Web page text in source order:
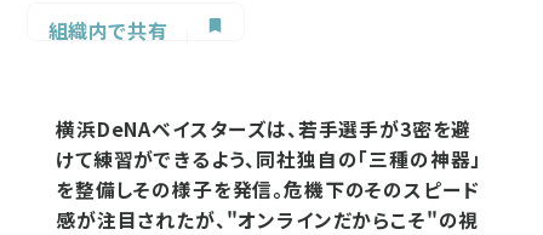
組織内で共有
横浜DeNAベイスターズは、若手選手が3密を避
けて練習ができるよう、同社独自の「三種の神器」
を整備しその様子を発信。危機下のそのスピード
感が注目されたが、"オンラインだからこそ"の視